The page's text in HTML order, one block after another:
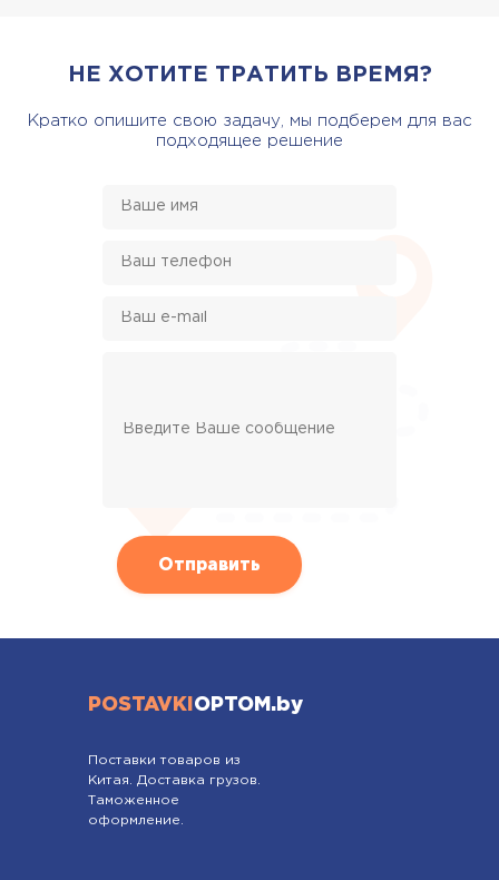
НЕ ХОТИТЕ ТРАТИТЬ ВРЕМЯ?
Кратко опишите свою задачу, мы подберем для вас
подходящее решение
POSTAVKI OPTOM.by
Поставки товаров из
Китая. Доставка грузов.
Таможенное
оформление.